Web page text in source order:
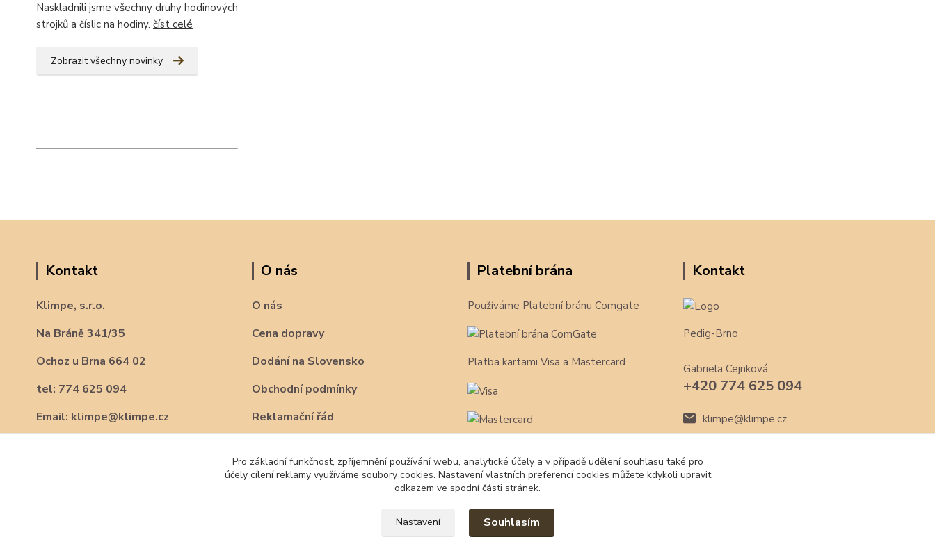
Naskladnili jsme všechny druhy hodinových
strojků a číslic na hodiny. číst celé
Zobrazit všechny novinky
Kontakt
Klimpe, s.r.o.
Na Bráně 341/35
Ochoz u Brna 664 02
tel: 774 625 094
Email: klimpe@klimpe.cz
O nás
O nás
Cena dopravy
Dodání na Slovensko
Obchodní podmínky
Reklamační řád
Platební brána
Používáme Platební bránu Comgate
Platba kartami Visa a Mastercard
Kontakt
Pedig-Brno
Gabriela Cejnková
+420 774 625 094
klimpe@klimpe.cz
Pro základní funkčnost, zpříjemnění používání webu, analytické účely a v případě udělení souhlasu také pro
účely cílení reklamy využíváme soubory cookies. Nastavení vlastních preferencí cookies můžete kdykoli upravit
odkazem ve spodní části stránek.
Nastavení Souhlasím